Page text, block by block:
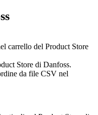
carrello del Product Store
Store di Danfoss.
da file CSV nel